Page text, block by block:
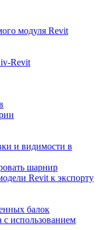
модуля Revit
Revit
и видимости в
шарнир
Revit к экспорту
балок
использованием